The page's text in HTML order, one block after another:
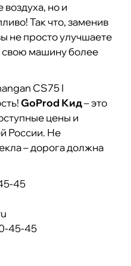
но и
Так что, заменив
не просто улучшаете
свою машину более
CS75 I
GoProd Кид– это
цены и
России. Не
– дорога должна
45
45-45